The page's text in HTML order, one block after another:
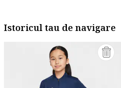
Istoricul tau de navigare